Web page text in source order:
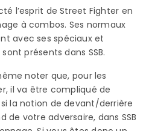
l’esprit de Street Fighter en
à combos. Ses normaux
avec ses spéciaux et
présents dans SSB.
noter que, pour les
il va être compliqué de
la notion de devant/derrière
de votre adversaire, dans SSB